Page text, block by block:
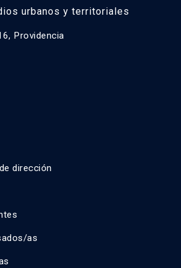
urbanos y territoriales
Providencia
dirección
as